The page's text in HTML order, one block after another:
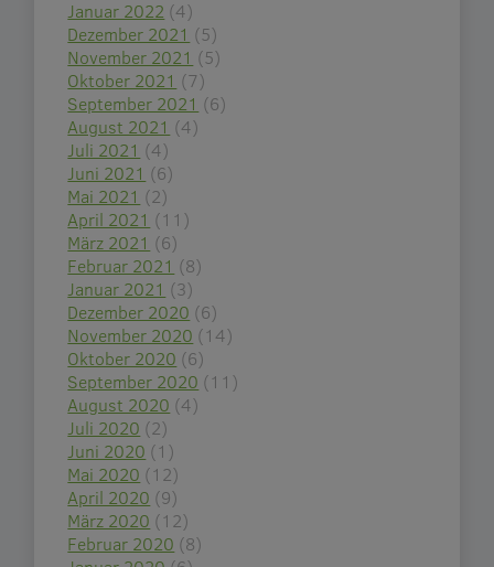
Januar 2022 (4)
Dezember 2021 (5)
November 2021 (5)
Oktober 2021 (7)
September 2021 (6)
August 2021 (4)
Juli 2021 (4)
Juni 2021 (6)
Mai 2021 (2)
April 2021 (11)
März 2021 (6)
Februar 2021 (8)
Januar 2021 (3)
Dezember 2020 (6)
November 2020 (14)
Oktober 2020 (6)
September 2020 (11)
August 2020 (4)
Juli 2020 (2)
Juni 2020 (1)
Mai 2020 (12)
April 2020 (9)
März 2020 (12)
Februar 2020 (8)